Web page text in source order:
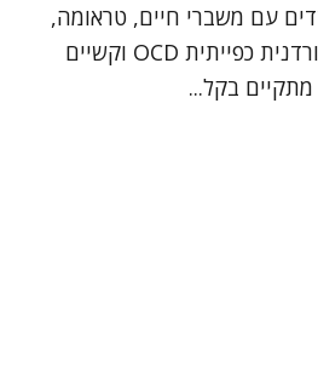
עם משברי חיים, טראומה,
דכאון, חרדות, הפרעה טורדנית כפייתית OCD וקשיים
בקל...